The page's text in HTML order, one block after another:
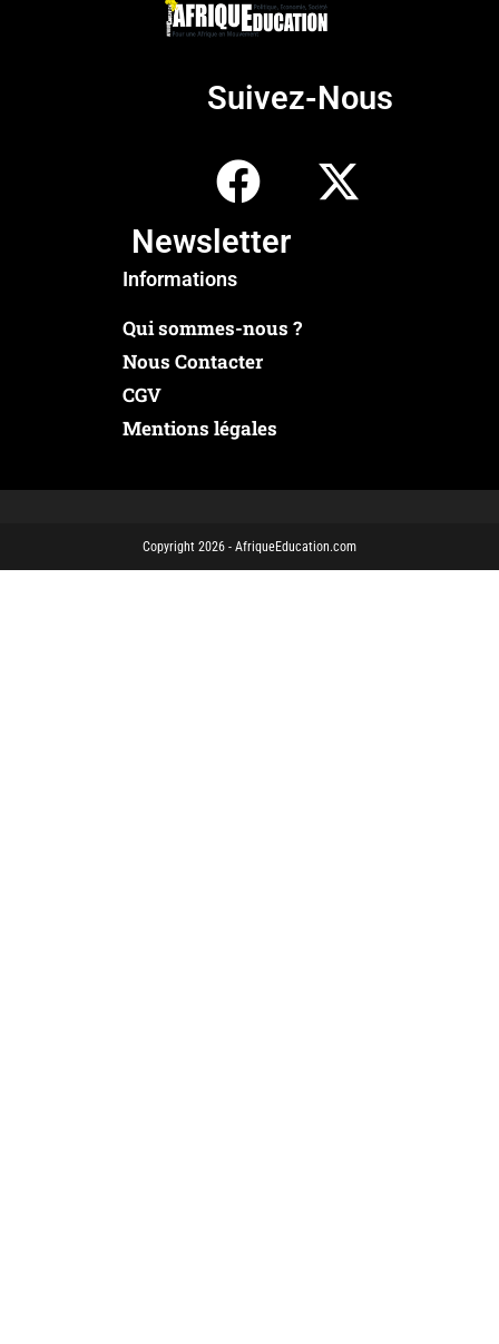
Suivez-Nous
Newsletter
Informations
Qui sommes-nous ?
Nous Contacter
CGV
Mentions légales
Copyright 2026 - AfriqueEducation.com